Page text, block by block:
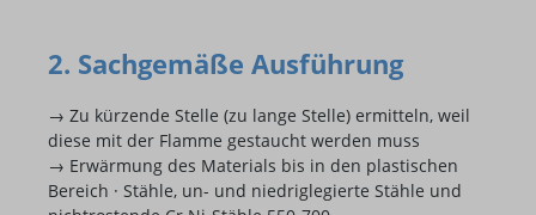
2. Sachgemäße Ausführung
→ Zu kürzende Stelle (zu lange Stelle) ermitteln, weil
diese mit der Flamme gestaucht werden muss
→ Erwärmung des Materials bis in den plastischen
Bereich · Stähle, un- und niedriglegierte Stähle und